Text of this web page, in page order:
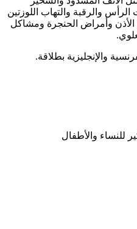
والرقبة والتهاب اللوزتين
الأذن وأمراض الحنجرة ومشاكل
والإنجليزية بطلاقة.
للنساء والأطفال